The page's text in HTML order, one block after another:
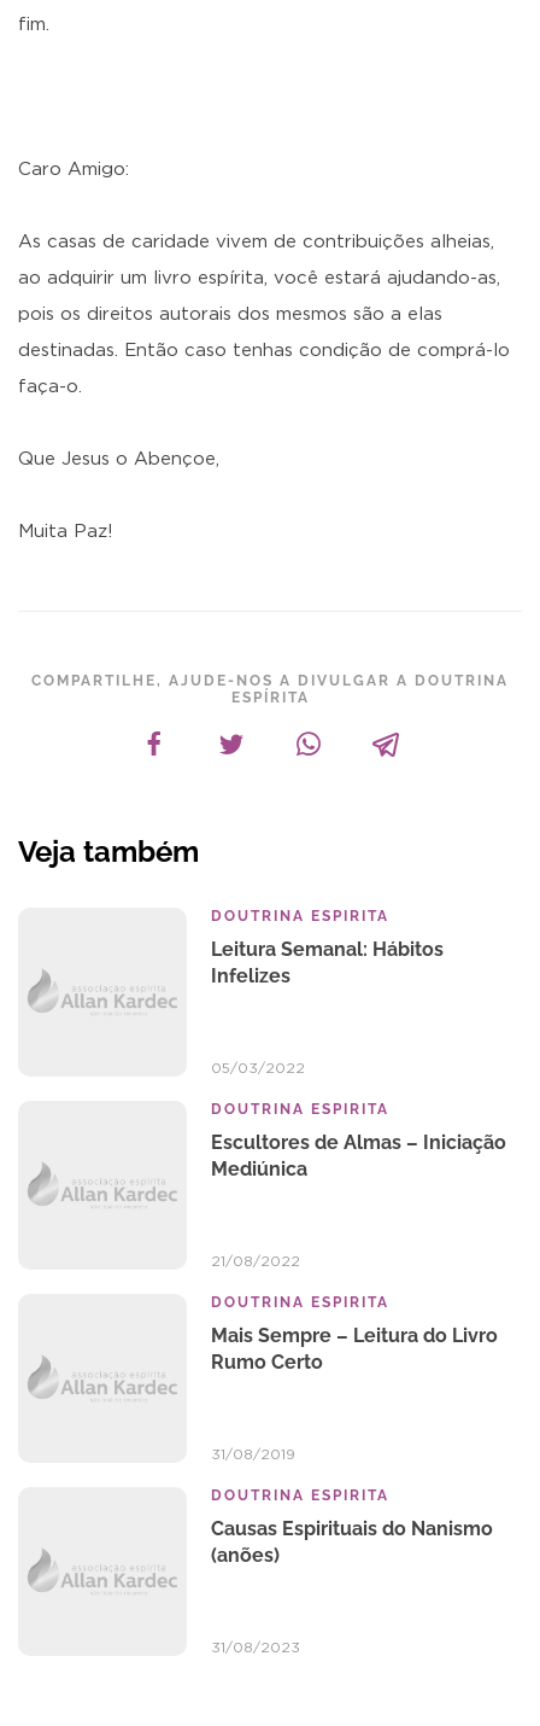
fim.
Caro Amigo:
As casas de caridade vivem de contribuições alheias,
ao adquirir um livro espírita, você estará ajudando-as,
pois os direitos autorais dos mesmos são a elas
destinadas. Então caso tenhas condição de comprá-lo
faça-o.
Que Jesus o Abençoe,
Muita Paz!
COMPARTILHE, AJUDE-NOS A DIVULGAR A DOUTRINA
ESPÍRITA
Veja também
DOUTRINA ESPIRITA
Leitura Semanal: Hábitos
Infelizes
05/03/2022
DOUTRINA ESPIRITA
Escultores de Almas – Iniciação
Mediúnica
21/08/2022
DOUTRINA ESPIRITA
Mais Sempre – Leitura do Livro
Rumo Certo
31/08/2019
DOUTRINA ESPIRITA
Causas Espirituais do Nanismo
(anões)
31/08/2023